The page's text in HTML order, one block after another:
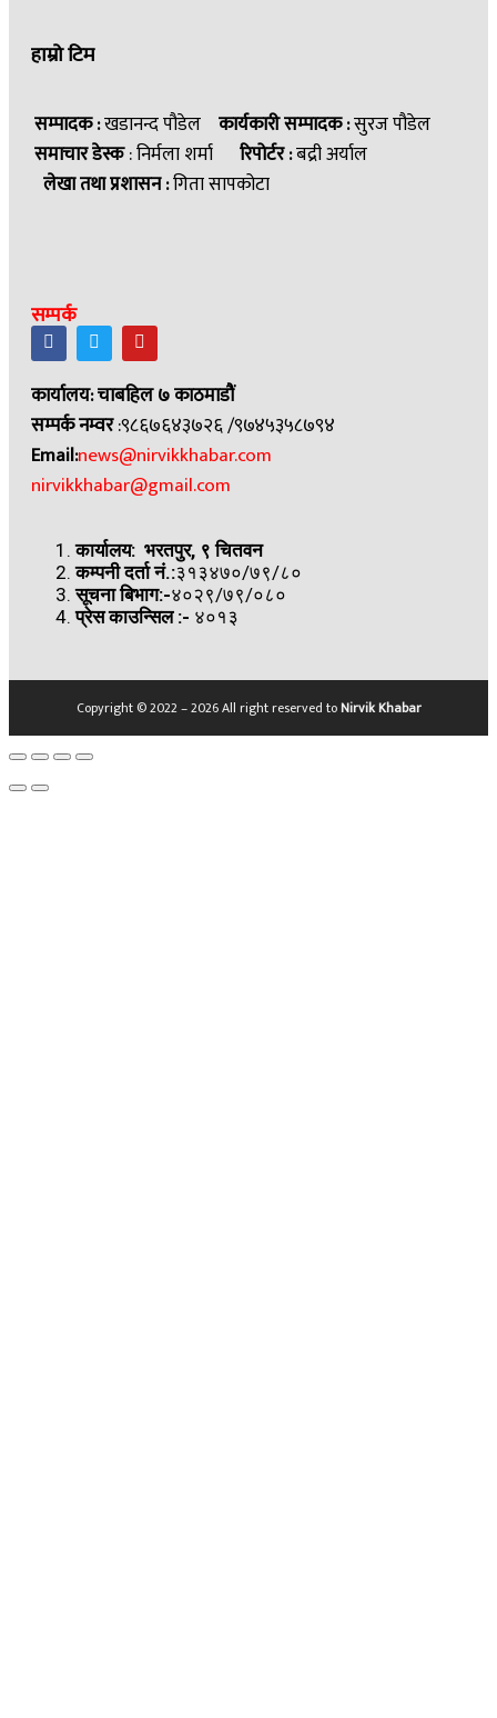
हाम्रो टिम
सम्पादक :खडानन्द पौडेल कार्यकारी सम्पादक :सुरज पौडेल
समाचार डेस्क: निर्मला शर्मा रिपोर्टर :बद्री अर्याल
लेखा तथा प्रशासन :गिता सापकोटा
सम्पर्क
कार्यालय: चाबहिल ७ काठमाडौं
सम्पर्क नम्वर:९८६७६४३७२६ /९७४५३५८७९४
Email:news@nirvikkhabar.com
nirvikkhabar@gmail.com
कार्यालय: भरतपुर, ९ चितवन
कम्पनी दर्ता नं.:३१३४७०/७९/८०
सूचना बिभाग:-४०२९/७९/०८०
प्रेस काउन्सिल:- ४०१३
Copyright © 2022 – 2026 All right reserved toNirvik Khabar